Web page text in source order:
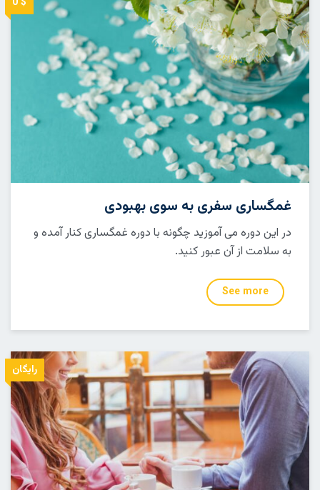
غمگساری سفری به سوی بهبودی
در این دوره می آموزید چگونه با دوره غمگساری کنار آمده و
به سلامت از آن عبور کنید.
See more
رایگان